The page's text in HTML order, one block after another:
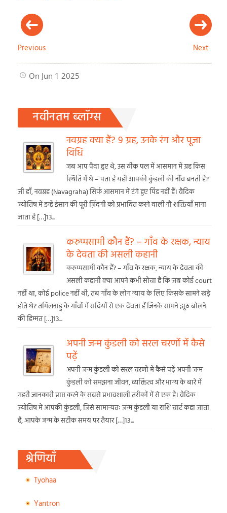
Previous Next
On Jun 1 2025
नवीनतम ब्लॉग्स
नवग्रह क्या हैं? 9 ग्रह, उनके रंग और पूजा
विधि
जब आप पैदा हुए थे, उस ठीक पल में आसमान में ग्रह किस
स्थिति में थे – पता है यही आपकी कुंडली की नींव बनती है?
जी हाँ, नवग्रह (Navagraha) सिर्फ आसमान में टंगे हुए पिंड नहीं हैं। वैदिक
ज्योतिष में इन्हें इंसान की पूरी ज़िंदगी को प्रभावित करने वाली नौ शक्तियाँ माना
जाता है […]13...
करुप्पसामी कौन हैं? – गाँव के रक्षक, न्याय
के देवता की असली कहानी
करुप्पसामी कौन हैं? – गाँव के रक्षक, न्याय के देवता की
असली कहानी क्या आपने कभी सोचा है कि जब कोई court
नहीं था, कोई police नहीं थी, तब गाँव के लोग न्याय के लिए किसके सामने खड़े
होते थे? तमिलनाडु के गाँवों में सदियों से एक देवता हैं जिनके सामने झूठ बोलने
की हिम्मत […]13...
अपनी जन्म कुंडली को सरल चरणों में कैसे
पढ़ें
अपनी जन्म कुंडली को सरल चरणों में कैसे पढ़ें अपनी जन्म
कुंडली को समझना जीवन, व्यक्तित्व और भाग्य के बारे में
गहरी जानकारी प्राप्त करने के सबसे प्रभावशाली तरीकों में से एक है। वैदिक
ज्योतिष में आपकी कुंडली, जिसे सामान्यतः जन्म कुंडली या राशि चार्ट कहा जाता
है, आपके जन्म के सटीक समय पर तैयार […]13...
श्रेणियाँ
Tyohaa
Yantron